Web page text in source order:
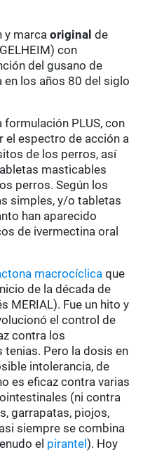
y marcaoriginalde
con
del gusano de
los años 80 del siglo
PLUS, con
el espectro de acción a
de los perros, así
masticables
perros. Según los
simples, y/o tabletas
han aparecido
de ivermectina oral
macrocíclicaque
de la década de
MERIAL). Fue un hito y
el control de
contra los
Pero la dosis en
intolerancia, de
es eficaz contra varias
(ni contra
garrapatas, piojos,
siempre se combina
el pirantel). Hoy